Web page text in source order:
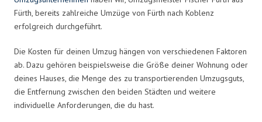
Fürth, bereits zahlreiche Umzüge von Fürth nach Koblenz
erfolgreich durchgeführt.
Die Kosten für deinen Umzug hängen von verschiedenen Faktoren
ab. Dazu gehören beispielsweise die Größe deiner Wohnung oder
deines Hauses, die Menge des zu transportierenden Umzugsguts,
die Entfernung zwischen den beiden Städten und weitere
individuelle Anforderungen, die du hast.